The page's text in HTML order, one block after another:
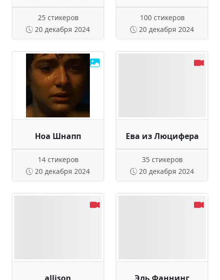
25 стикеров
20 декабря 2024
100 стикеров
20 декабря 2024
Ноа Шнапп
14 стикеров
20 декабря 2024
Ева из Люцифера
35 стикеров
20 декабря 2024